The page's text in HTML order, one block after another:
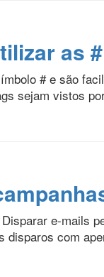
as
# e são
sejam vistos
e-mails
com